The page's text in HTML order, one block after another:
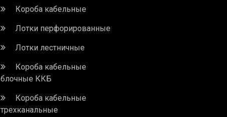
Короба кабельные
Лотки перфорированные
Лотки лестничные
Короба кабельные
блочные ККБ
Короба кабельные
трехканальные